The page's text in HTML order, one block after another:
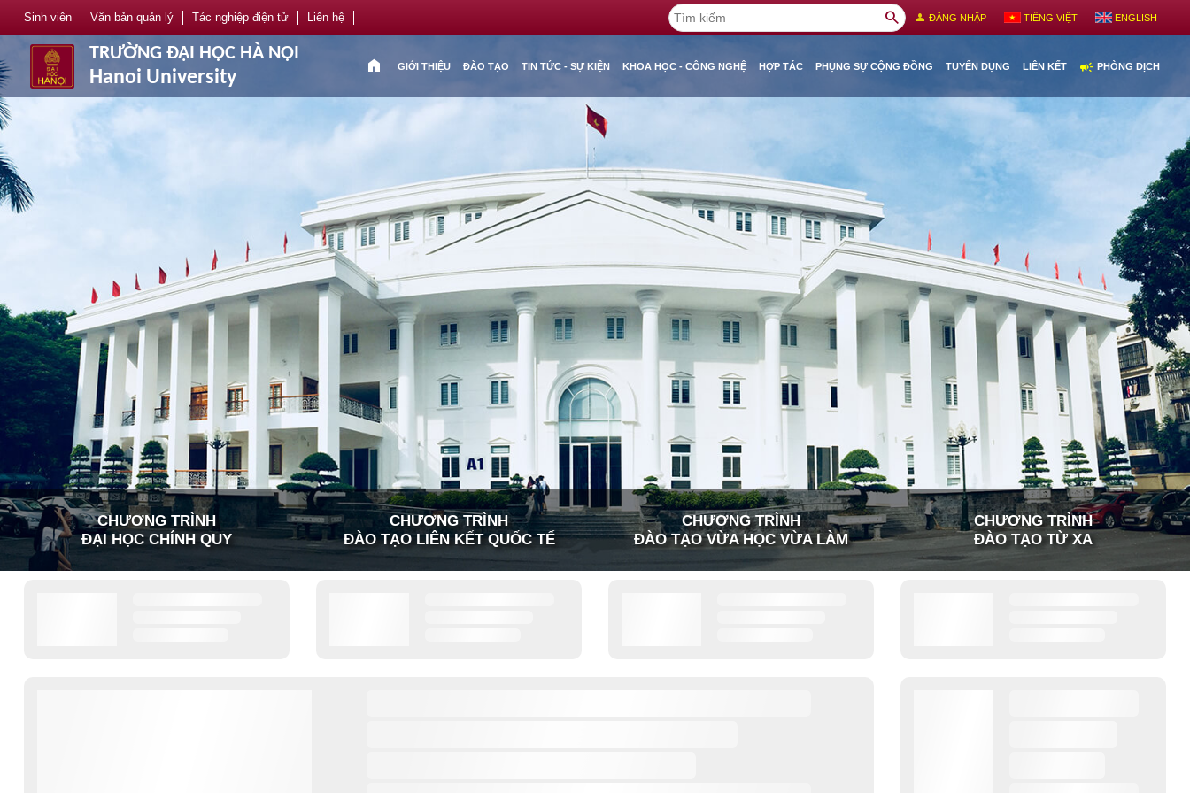
Sinh viên Văn bản quản lý Tác nghiệp điện tử Liên hệ search person ĐĂNG NHẬP TIẾNG VIỆT ENGLISH
TRƯỜNG ĐẠI HỌC HÀ NỘI
Hanoi University
home GIỚI THIỆU ĐÀO TẠO TIN TỨC - SỰ KIỆN KHOA HỌC - CÔNG NGHỆ HỢP TÁC PHỤNG SỰ CỘNG ĐỒNG TUYỂN DỤNG LIÊN KẾT campaign PHÒNG DỊCH
CHƯƠNG TRÌNH
ĐẠI HỌC CHÍNH QUY
CHƯƠNG TRÌNH
ĐÀO TẠO LIÊN KẾT QUỐC TẾ
CHƯƠNG TRÌNH
ĐÀO TẠO VỪA HỌC VỪA LÀM
CHƯƠNG TRÌNH
ĐÀO TẠO TỪ XA